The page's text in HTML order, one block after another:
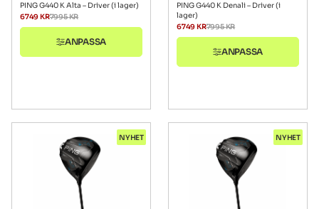
PING G440 K Alta – Driver (i lager)
7995KR
6749KR
ANPASSA
PING G440 K Denali – Driver (i
lager)
7995KR
6749KR
ANPASSA
NYHET NYHET